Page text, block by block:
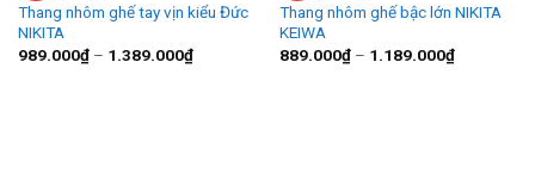
Add to
Thang nhôm ghế tay vịn kiểu Đức
NIKITA
989.000₫ – 1.389.000₫Khoảng
giá:
Add to
Thang nhôm ghế bậc lớn NIKITA
KEIWA
889.000₫ – 1.189.000₫Khoảng
giá: